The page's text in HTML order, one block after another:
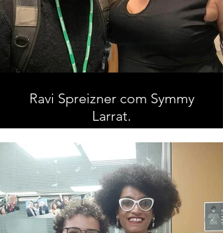
Ravi Spreizner com Symmy
Larrat.